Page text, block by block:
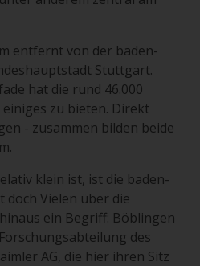
entfernt von der baden-
Stuttgart.
hat die rund 46.000
zu bieten. Direkt
- zusammen bilden beide
klein ist, ist die baden-
Vielen über die
ein Begriff: Böblingen
des
AG, die hier ihren Sitz